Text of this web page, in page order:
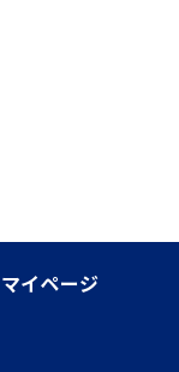
マイページ